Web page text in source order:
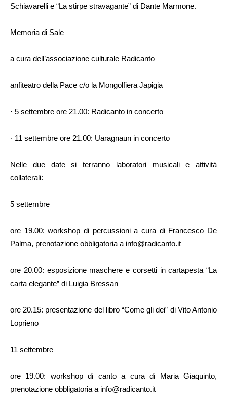
Schiavarelli e “La stirpe stravagante” di Dante Marmone.
Memoria di Sale
a cura dell’associazione culturale Radicanto
anfiteatro della Pace c/o la Mongolfiera Japigia
· 5 settembre ore 21.00: Radicanto in concerto
· 11 settembre ore 21.00: Uaragnaun in concerto
Nelle due date si terranno laboratori musicali e attività
collaterali:
5 settembre
ore 19.00: workshop di percussioni a cura di Francesco De
Palma, prenotazione obbligatoria a info@radicanto.it
ore 20.00: esposizione maschere e corsetti in cartapesta “La
carta elegante” di Luigia Bressan
ore 20.15: presentazione del libro “Come gli dei” di Vito Antonio
Loprieno
11 settembre
ore 19.00: workshop di canto a cura di Maria Giaquinto,
prenotazione obbligatoria a info@radicanto.it